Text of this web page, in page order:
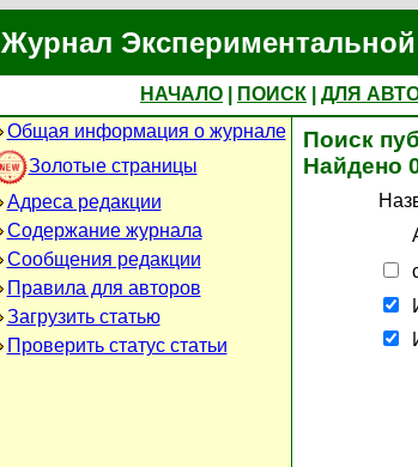
Журнал
НАЧАЛО ПОИСК ДЛЯ
Общая информация о журнале
Золотые страницы
Адреса редакции
Содержание журнала
Сообщения редакции
Правила для авторов
Загрузить статью
Проверить статус статьи
Поиск
Найдено